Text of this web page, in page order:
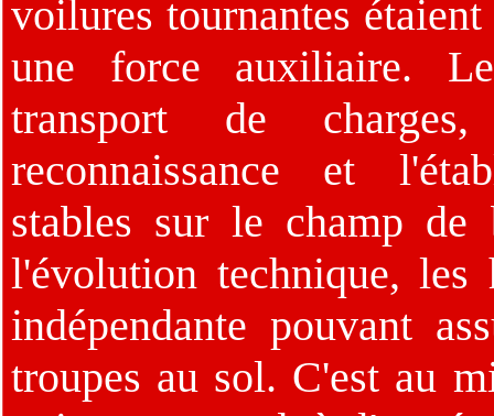
voilures tournantes
une force auxiliaire.
transport de
reconnaissance et
stables sur le champ
l'évolution technique, les
indépendante pouvant
troupes au sol. C'est au